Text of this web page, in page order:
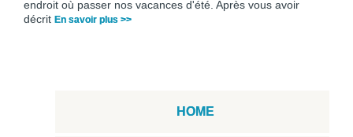
endroit où passer nos vacances d'été. Après vous avoir
décrit En savoir plus >>
HOME